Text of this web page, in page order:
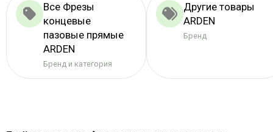
Все Фрезы
концевые
пазовые прямые
ARDEN
Бренд и категория
Другие товары
ARDEN
Бренд